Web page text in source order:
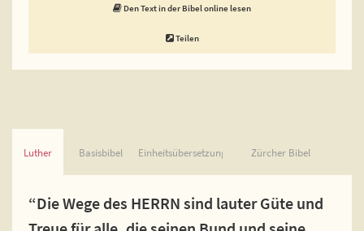
Den Text in der Bibel online lesen
Teilen
Luther Basisbibel Einheitsübersetzung Zürcher Bibel
“Die Wege des HERRN sind lauter Güte und